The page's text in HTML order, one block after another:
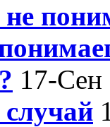
не
17-Сен